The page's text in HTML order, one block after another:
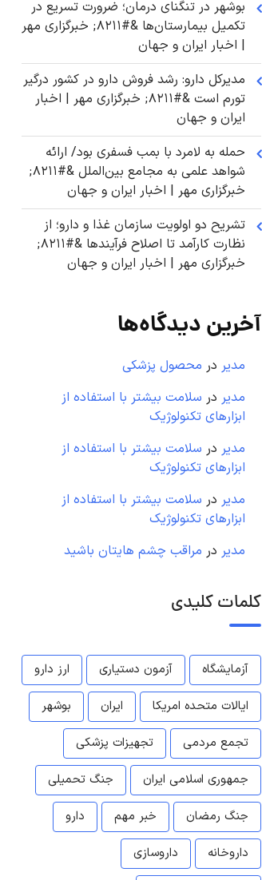
بوشهر در تنگنای درمان؛ ضرورت تسریع در
تکمیل بیمارستان‌ها &#۸۲۱۱; خبرگزاری مهر
| اخبار ایران و جهان
مدیرکل دارو: رشد فروش دارو در کشور درگیر
تورم است &#۸۲۱۱; خبرگزاری مهر | اخبار
ایران و جهان
حمله به لامرد با بمب فسفری بود/ ارائه
شواهد علمی به مجامع بین‌الملل &#۸۲۱۱;
خبرگزاری مهر | اخبار ایران و جهان
تشریح دو اولویت سازمان غذا و دارو؛ از
نظارت کارآمد تا اصلاح فرآیندها &#۸۲۱۱;
خبرگزاری مهر | اخبار ایران و جهان
آخرین دیدگاه‌ها
مدیر در محصول پزشکی
مدیر در سلامت بیشتر با استفاده از
ابزارهای تکنولوژیک
مدیر در سلامت بیشتر با استفاده از
ابزارهای تکنولوژیک
مدیر در سلامت بیشتر با استفاده از
ابزارهای تکنولوژیک
مدیر در مراقب چشم هایتان باشید
کلمات کلیدی
آزمایشگاه آزمون دستیاری
ارز دارو
ایالات متحده امریکا
ایران
بوشهر
تجمع مردمی
تجهیزات پزشکی
جمهوری اسلامی ایران
جنگ تحمیلی
جنگ رمضان
خبر مهم
دارو
داروخانه
داروسازی